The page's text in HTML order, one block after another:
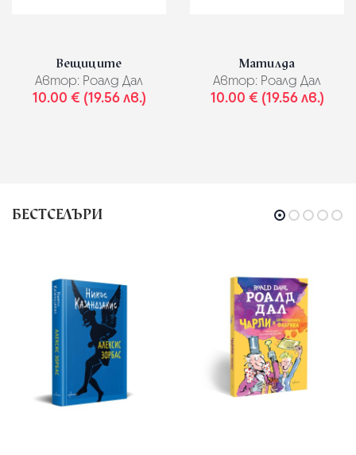
Вещиците
Автор: Роалд Дал
10.00 € (19.56 лв.)
Матилда
Автор: Роалд Дал
10.00 € (19.56 лв.)
БЕСТСЕЛЪРИ